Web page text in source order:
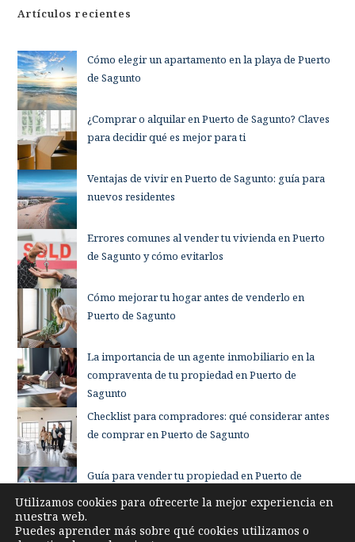
Artículos recientes
Cómo elegir un apartamento en la playa de Puerto
de Sagunto
¿Comprar o alquilar en Puerto de Sagunto? Claves
para decidir qué es mejor para ti
Ventajas de vivir en Puerto de Sagunto: guía para
nuevos residentes
Errores comunes al vender tu vivienda en Puerto
de Sagunto y cómo evitarlos
Cómo mejorar tu hogar antes de venderlo en
Puerto de Sagunto
La importancia de un agente inmobiliario en la
compraventa de tu propiedad en Puerto de
Sagunto
Checklist para compradores: qué considerar antes
de comprar en Puerto de Sagunto
Guía para vender tu propiedad en Puerto de
Utilizamos cookies para ofrecerte la mejor experiencia en
nuestra web.
Puedes aprender más sobre qué cookies utilizamos o